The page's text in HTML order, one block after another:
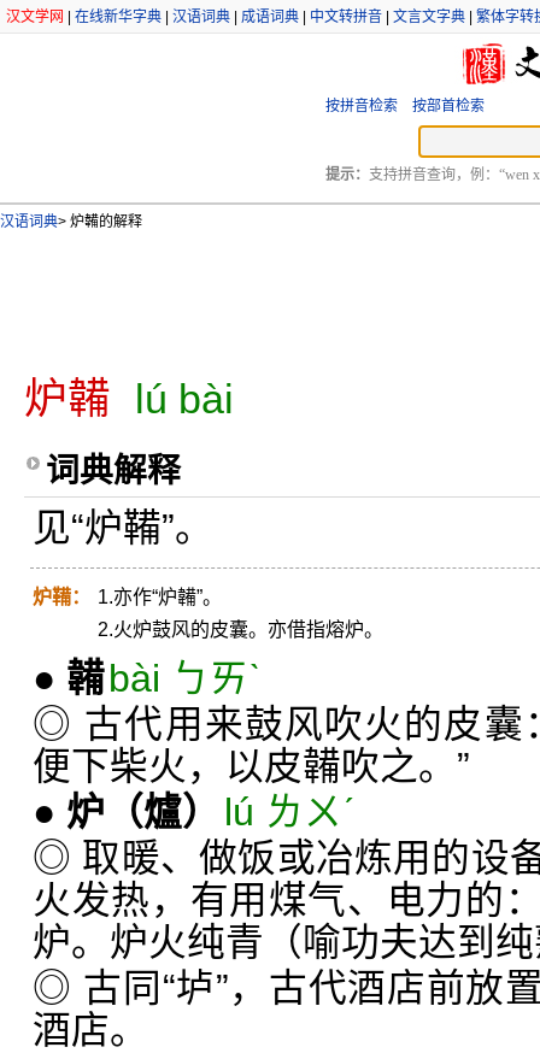
汉文学网 在线新华字典 汉语词典 成语词典 中文转拼音 文言文字典 繁体字转
按拼音检索 按部首检索
提示： 支持拼音查询，例：“wen
汉语词典> 炉韛的解释
炉韛 lú bài
词典解释
见“炉鞴”。
炉鞴：
1.亦作“炉韛”。
2.火炉鼓风的皮囊。亦借指熔炉。
● 韛bài ㄅㄞˋ
◎ 古代用来鼓风吹火的皮囊
便下柴火，以皮韛吹之。”
● 炉 （爐）
lú ㄌㄨˊ
◎ 取暖、做饭或冶炼用的设
火发热，有用煤气、电力的
炉。炉火纯青（喻功夫达到
◎ 古同“垆”，古代酒店前放
酒店。